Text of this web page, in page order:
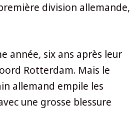
division allemande,
année, six ans après leur
Rotterdam. Mais le
allemand empile les
une grosse blessure